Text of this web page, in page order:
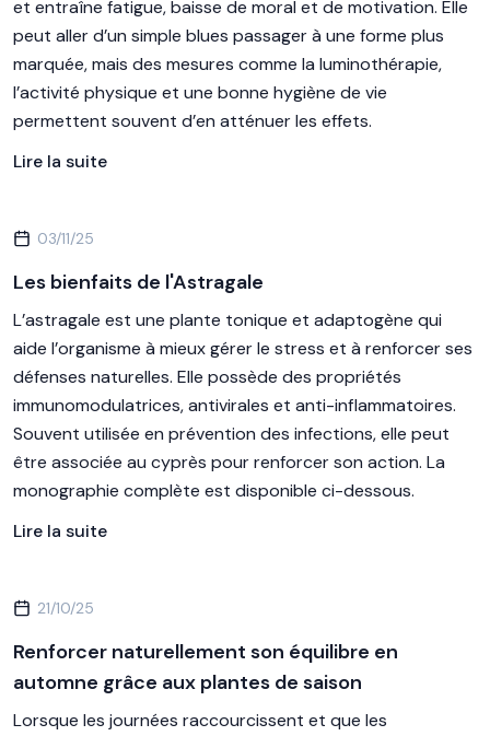
et entraîne fatigue, baisse de moral et de motivation. Elle
peut aller d’un simple blues passager à une forme plus
marquée, mais des mesures comme la luminothérapie,
l’activité physique et une bonne hygiène de vie
permettent souvent d’en atténuer les effets.
Lire la suite
03/11/25
Les bienfaits de l'Astragale
L’astragale est une plante tonique et adaptogène qui
aide l’organisme à mieux gérer le stress et à renforcer ses
défenses naturelles. Elle possède des propriétés
immunomodulatrices, antivirales et anti-inflammatoires.
Souvent utilisée en prévention des infections, elle peut
être associée au cyprès pour renforcer son action. La
monographie complète est disponible ci-dessous.
Lire la suite
21/10/25
Renforcer naturellement son équilibre en
automne grâce aux plantes de saison
Lorsque les journées raccourcissent et que les